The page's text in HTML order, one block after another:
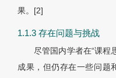
果。 [2]
1.1.3 存在问题与挑战
尽管国内学者在“课程
成果，但仍存在一些问题